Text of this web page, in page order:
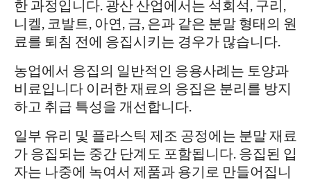
한 과정입니다. 광산 산업에서는 석회석, 구리,
니켈, 코발트, 아연, 금, 은과 같은 분말 형태의 원
료를 퇴침 전에 응집시키는 경우가 많습니다.
농업에서 응집의 일반적인 응용사례는 토양과
비료입니다 이러한 재료의 응집은 분리를 방지
하고 취급 특성을 개선합니다.
일부 유리 및 플라스틱 제조 공정에는 분말 재료
가 응집되는 중간 단계도 포함됩니다. 응집된 입
자는 나중에 녹여서 제품과 용기로 만들어집니